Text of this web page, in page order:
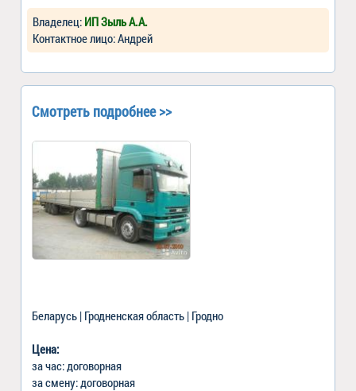
Владелец: ИП Зыль А.А.
Контактное лицо: Андрей
Смотреть подробнее >>
Беларусь | Гродненская область | Гродно
Цена:
за час: договорная
за смену: договорная